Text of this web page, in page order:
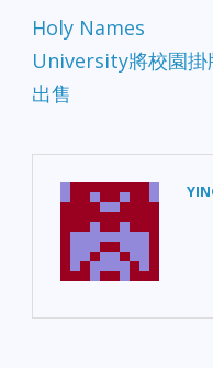
Holy Names
University將校園掛
出售